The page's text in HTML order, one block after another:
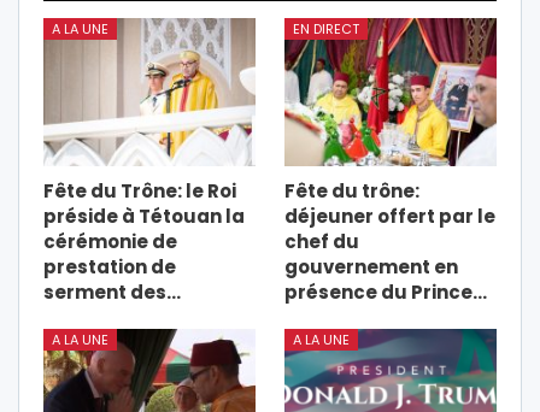
A LA UNE
Fête du Trône: le Roi
préside à Tétouan la
cérémonie de
prestation de
serment des…
EN DIRECT
Fête du trône:
déjeuner offert par le
chef du
gouvernement en
présence du Prince…
A LA UNE A LA UNE